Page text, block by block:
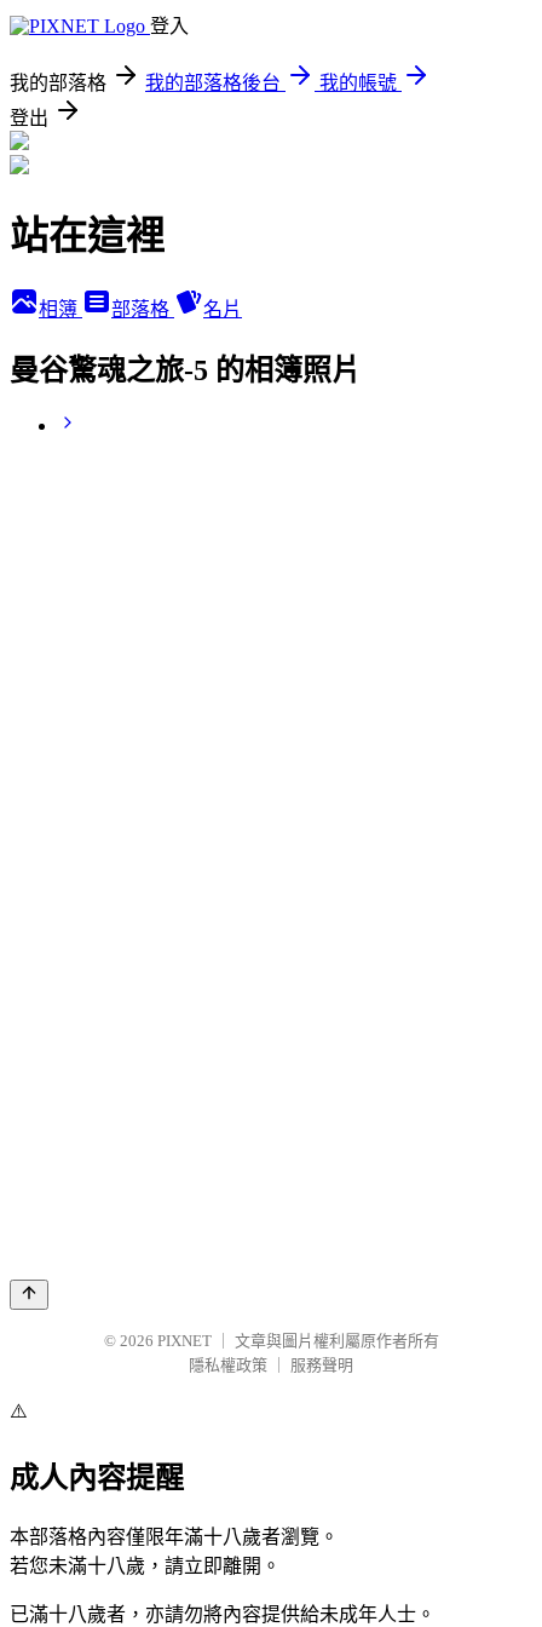
登入
我的部落格 我的部落格後台
我的帳號
登出
站在這裡
相簿 部落格 名片
曼谷驚魂之旅-5 的相簿照片
© 2026 PIXNET
文章與圖片權利屬原作者所有
隱私權政策
服務聲明
⚠️
成人內容提醒
本部落格內容僅限年滿十八歲者瀏覽。
若您未滿十八歲，請立即離開。
已滿十八歲者，亦請勿將內容提供給未成年人士。